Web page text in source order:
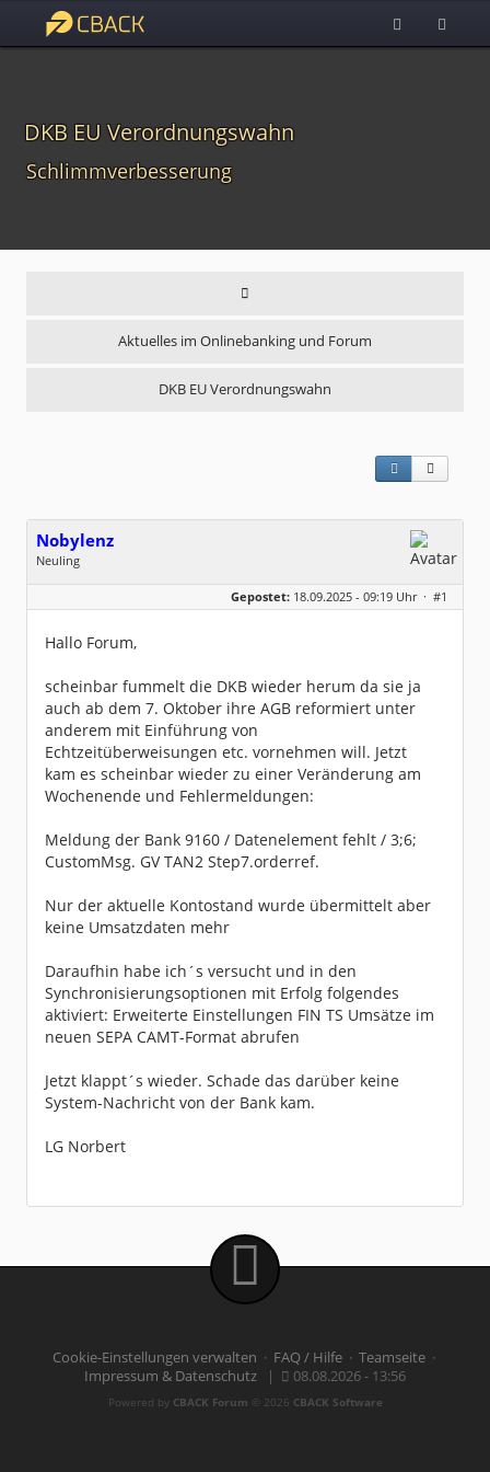
DKB EU Verordnungswahn
Schlimmverbesserung
Aktuelles im Onlinebanking und Forum
DKB EU Verordnungswahn
Nobylenz
Neuling
Geschlecht:
keine Angabe
Dabei seit:
09 / 2025
Gepostet: 18.09.2025 - 09:19 Uhr · #1
Hallo Forum,
scheinbar fummelt die DKB wieder herum da sie ja
auch ab dem 7. Oktober ihre AGB reformiert unter
anderem mit Einführung von
Echtzeitüberweisungen etc. vornehmen will. Jetzt
kam es scheinbar wieder zu einer Veränderung am
Wochenende und Fehlermeldungen:
Meldung der Bank 9160 / Datenelement fehlt / 3;6;
CustomMsg. GV TAN2 Step7.orderref.
Nur der aktuelle Kontostand wurde übermittelt aber
keine Umsatzdaten mehr
Daraufhin habe ich´s versucht und in den
Synchronisierungsoptionen mit Erfolg folgendes
aktiviert: Erweiterte Einstellungen FIN TS Umsätze im
neuen SEPA CAMT-Format abrufen
Jetzt klappt´s wieder. Schade das darüber keine
System-Nachricht von der Bank kam.
LG Norbert
Cookie-Einstellungen verwalten · FAQ / Hilfe· Teamseite·
Impressum & Datenschutz | 08.08.2026 - 13:56
Powered by CBACK Forum © 2026 CBACK Software